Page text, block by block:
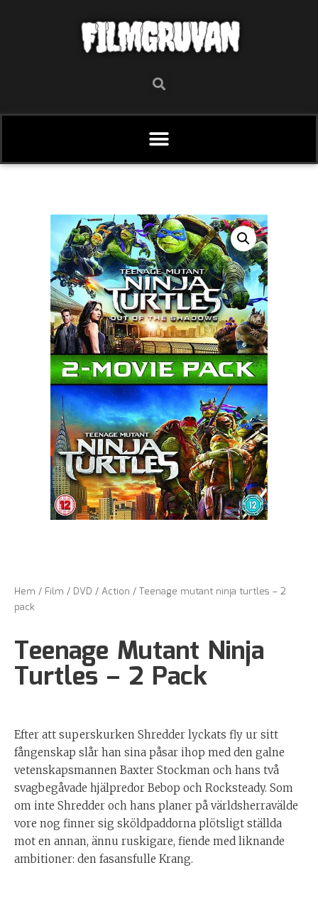
FILMGRUVAN
Hem / Film / DVD /Action / Teenage mutant ninja turtles – 2
pack
Teenage Mutant Ninja
Turtles – 2 Pack
Efter att superskurken Shredder lyckats fly ur sitt
fångenskap slår han sina påsar ihop med den galne
vetenskapsmannen Baxter Stockman och hans två
svagbegåvade hjälpredor Bebop och Rocksteady. Som
om inte Shredder och hans planer på världsherravälde
vore nog finner sig sköldpaddorna plötsligt ställda
mot en annan, ännu ruskigare, fiende med liknande
ambitioner: den fasansfulle Krang.